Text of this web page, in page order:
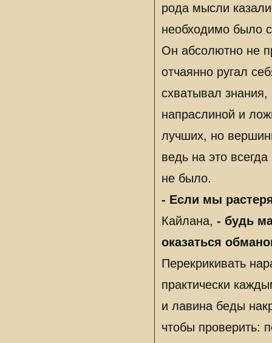
рода мысли
необходимо было
Он абсолютно не
отчаянно ругал
схватывал
напраслиной и
лучших, но
ведь на это
не было.
- Если мы
Кайлана, - будь
оказаться
Перекрикивать
практически
и лавина беды
чтобы проверить: